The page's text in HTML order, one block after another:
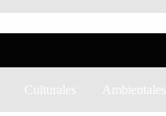
Culturales Ambientales